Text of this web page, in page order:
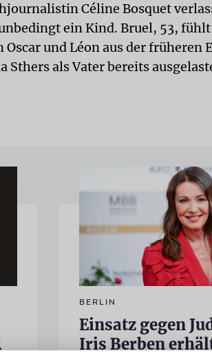
Céline Bosquet
ein Kind. Bruel, 53,
Oscar und Léon aus der
Sthers als Vater bereits
BERLIN
Einsatz gegen
Iris Berben